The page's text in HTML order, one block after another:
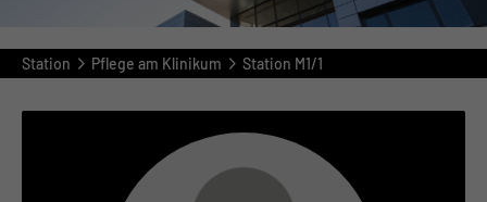
Station Pflege am Klinikum Station M1/1